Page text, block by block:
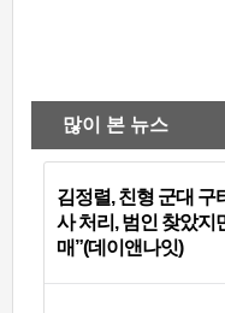
많이 본 뉴스
김정렬, 친형 군대 구
사 처리, 범인 찾았지
매”(데이앤나잇)